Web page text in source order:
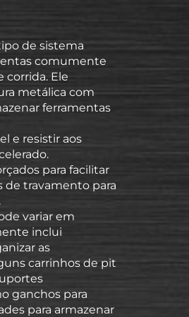
de sistema
comumente
corrida. Ele
metálica com
ferramentas
e resistir aos
para facilitar
de travamento para
variar em
inclui
as
carrinhos de pit
ganchos para
para armazenar